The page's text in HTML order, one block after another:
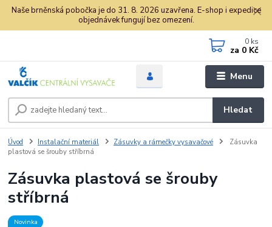
Naše brněnská pobočka je do 31. 8. 2026 uzavřena. E-shop i expedice
objednávek fungují bez omezení.
Menu
Hledat
0 ks
za 0 Kč
Úvod Instalační materiál Zásuvky a rámečky vysavačové
Zásuvka
plastová se šrouby stříbrná
Zásuvka plastová se šrouby
stříbrná
Novinka